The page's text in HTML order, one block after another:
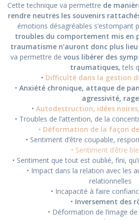
Cette technique va permettre de
rendre neutres les souvenirs
émotions désagréables s’estompant
troubles du comportement mis en
traumatisme n’auront donc plus lieu
va permettre de vous libérer des
traumatiques, tels
• Difficulté dans la gestion
• Anxiété chronique, attaque de
agressivité, rage
• Autodestruction, idées
• Troubles de l’attention, de la
• Déformation de la façon
• Sentiment d’être coupable,
• Sentiment d’être
• Sentiment que tout est oublié, fini,
• Impact dans la relation avec les
relationnelles
• Incapacité à faire
• Inversement des
• Déformation de l’image de